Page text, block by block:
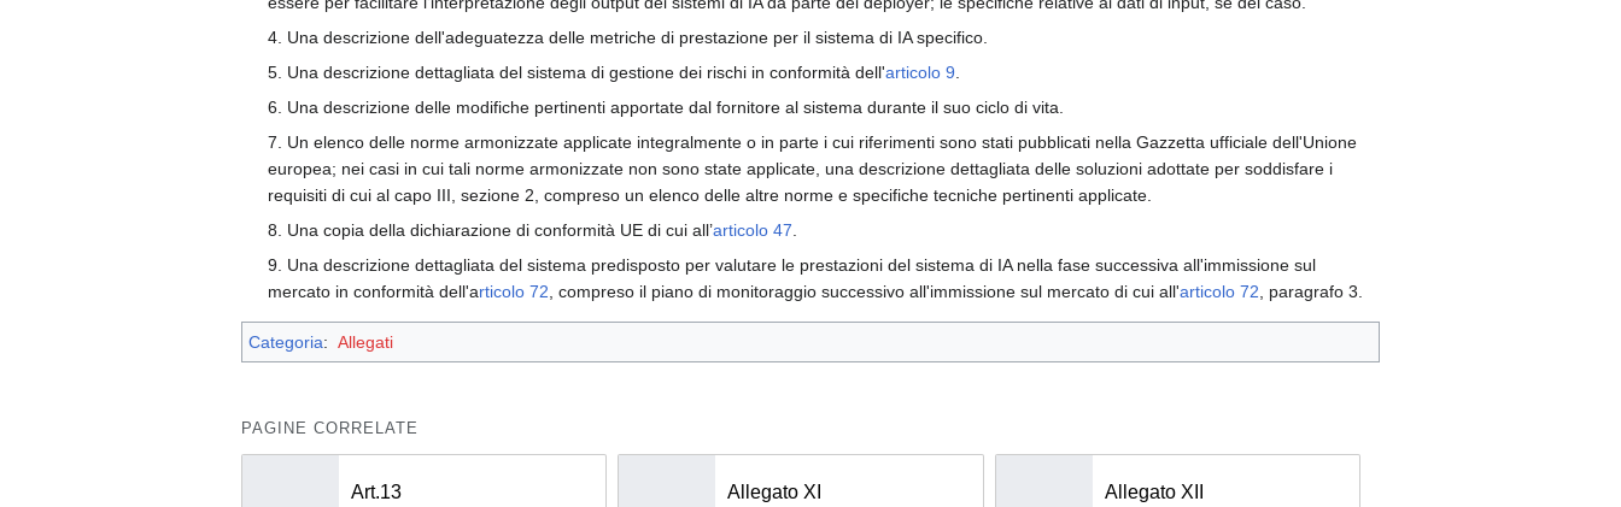
4. Una descrizione dell'adeguatezza delle metriche di prestazione per il sistema di IA specifico.
5. Una descrizione dettagliata del sistema di gestione dei rischi in conformità dell'articolo 9
6. Una descrizione delle modifiche pertinenti apportate dal fornitore al sistema durante il suo ciclo di vita.
7. Un elenco delle norme armonizzate applicate integralmente o in parte i cui riferimenti sono stati pubblicati nella Gazzetta ufficiale dell'Unione
europea; nei casi in cui tali norme armonizzate non sono state applicate, una descrizione dettagliata delle soluzioni adottate per soddisfare i
requisiti di cui al capo III, sezione 2, compreso un elenco delle altre norme e specifiche tecniche pertinenti applicate.
8. Una copia della dichiarazione di conformità UE di cui all’articolo 47
9. Una descrizione dettagliata del sistema predisposto per valutare le prestazioni del sistema di IA nella fase successiva all'immissione sul
mercato in conformità dell'articolo 72 , compreso il piano di monitoraggio successivo all'immissione sul mercato di cui all'articolo 72 , paragrafo 3.
Categoria: Allegati
PAGINE CORRELATE
Art.13 Allegato XI Allegato XII